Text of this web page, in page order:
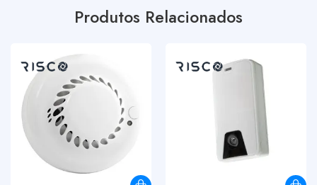
Produtos Relacionados